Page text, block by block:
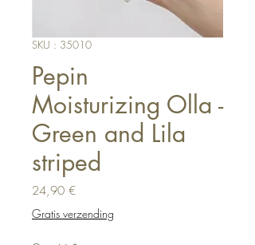
SKU : 35010
Pepin
Moisturizing Olla -
Green and Lila
striped
24,90 €Prix
Gratis verzending